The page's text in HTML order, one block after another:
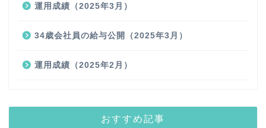
運用成績（2025年3月）
34歳会社員の給与公開（2025年3月）
運用成績（2025年2月）
おすすめ記事